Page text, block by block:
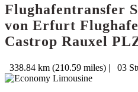
Flughafentransfer
von Erfurt
Castrop Rauxel
338.84 km (210.59 miles) | 03